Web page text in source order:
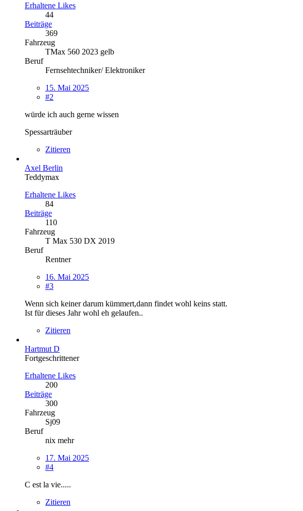
Erhaltene Likes
44
Beiträge
369
Fahrzeug
TMax 560 2023 gelb
Beruf
Fernsehtechniker/ Elektroniker
15. Mai 2025
#2
würde ich auch gerne wissen
Spessarträuber
Zitieren
Axel Berlin
Teddymax
Erhaltene Likes
84
Beiträge
110
Fahrzeug
T Max 530 DX 2019
Beruf
Rentner
16. Mai 2025
#3
Wenn sich keiner darum kümmert,dann findet wohl keins statt.
Ist für dieses Jahr wohl eh gelaufen..
Zitieren
Hartmut D
Fortgeschrittener
Erhaltene Likes
200
Beiträge
300
Fahrzeug
Sj09
Beruf
nix mehr
17. Mai 2025
#4
C est la vie.....
Zitieren